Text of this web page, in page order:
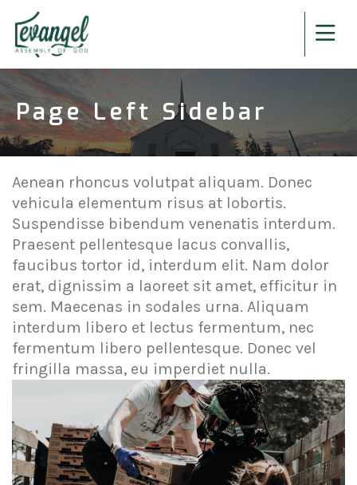
Page Left Sidebar
Aenean rhoncus volutpat aliquam. Donec
vehicula elementum risus at lobortis.
Suspendisse bibendum venenatis interdum.
Praesent pellentesque lacus convallis,
faucibus tortor id, interdum elit. Nam dolor
erat, dignissim a laoreet sit amet, efficitur in
sem. Maecenas in sodales urna. Aliquam
interdum libero et lectus fermentum, nec
fermentum libero pellentesque. Donec vel
fringilla massa, eu imperdiet nulla.